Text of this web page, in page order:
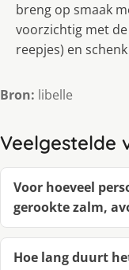
breng op smaak
voorzichtig met
reepjes) en
Bron: libelle
Veelgestelde
Voor hoeveel
gerookte zalm,
Hoe lang duurt